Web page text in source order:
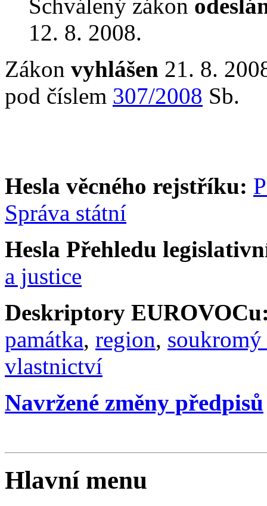
Schválený zákon
12. 8. 2008.
Zákon vyhlášen 21. 8.
pod číslem 307/2008 Sb.
Hesla věcného rejstříku:
Správa státní
Hesla Přehledu
a justice
Deskriptory
památka, region, soukromý
vlastnictví
Navržené změny předpisů
Hlavní menu